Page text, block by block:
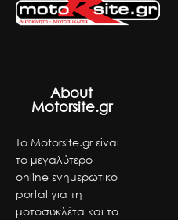
About
Motorsite.gr
Το Motorsite.gr είναι
το μεγαλύτερο
online ενημερωτικό
portal για τη
μοτοσυκλέτα και το